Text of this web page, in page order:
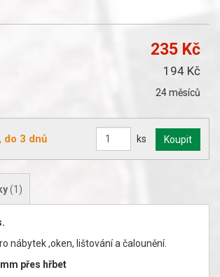
235 Kč
194 Kč
24 měsíců
do 3 dnů ks
(1)
nábytek ,oken, lištování a čalounění.
přes hřbet